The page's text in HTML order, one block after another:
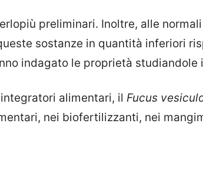
preliminari. Inoltre, alle
sostanze in quantità inferiori
indagato le proprietà studiandole
alimentari, il Fucus
nei biofertilizzanti, nei